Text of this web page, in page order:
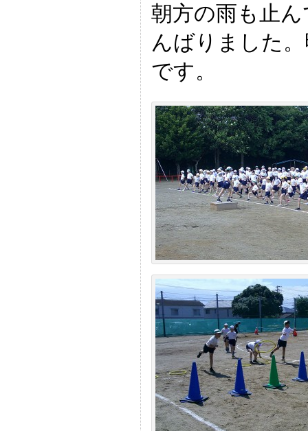
朝方の雨も止
んばりました
です。